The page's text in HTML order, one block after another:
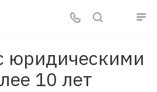
юридическими
10 лет